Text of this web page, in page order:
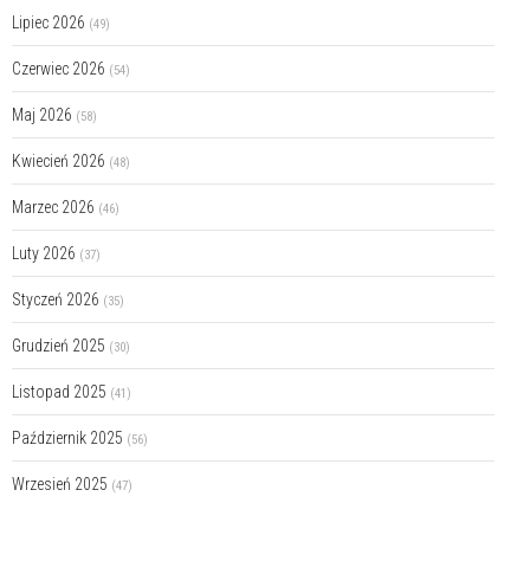
Lipiec 2026 (49)
Czerwiec 2026 (54)
Maj 2026 (58)
Kwiecień 2026 (48)
Marzec 2026 (46)
Luty 2026 (37)
Styczeń 2026 (35)
Grudzień 2025 (30)
Listopad 2025 (41)
Październik 2025 (56)
Wrzesień 2025 (47)